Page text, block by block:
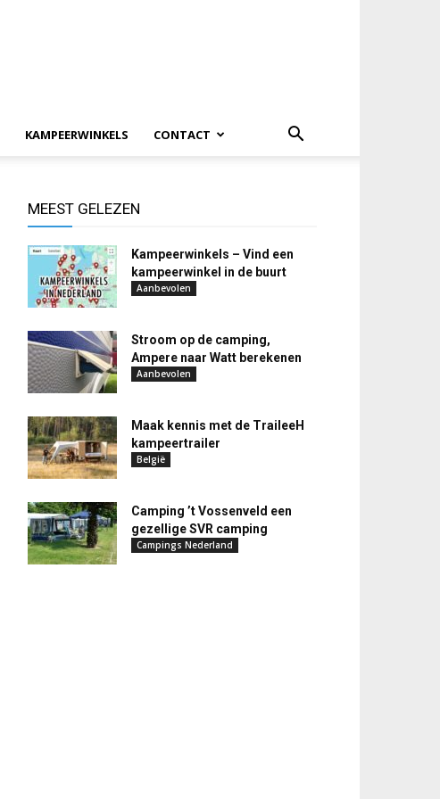
KAMPEERWINKELS CONTACT
MEEST GELEZEN
Kampeerwinkels – Vind een
kampeerwinkel in de buurt
Aanbevolen
Stroom op de camping,
Ampere naar Watt berekenen
Aanbevolen
Maak kennis met de TraileeH
kampeertrailer
België
Camping ’t Vossenveld een
gezellige SVR camping
Campings Nederland